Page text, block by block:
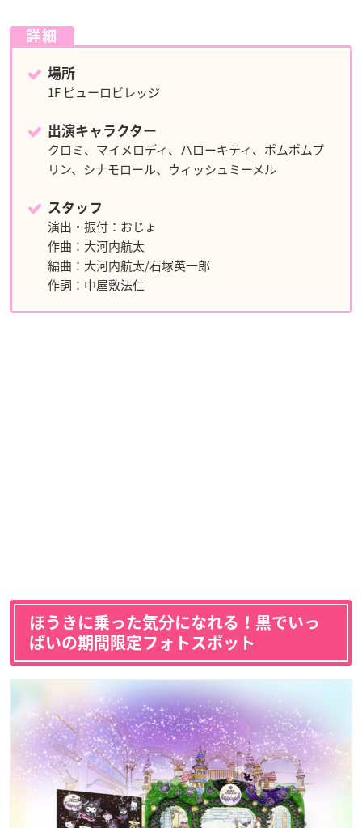
詳細
場所
1F ピューロビレッジ
出演キャラクター
クロミ、マイメロディ、ハローキティ、ポムポムプ
リン、シナモロール、ウィッシュミーメル
スタッフ
演出・振付：おじょ
作曲：大河内航太
編曲：大河内航太/石塚英一郎
作詞：中屋敷法仁
ほうきに乗った気分になれる！黒でいっ
ぱいの期間限定フォトスポット